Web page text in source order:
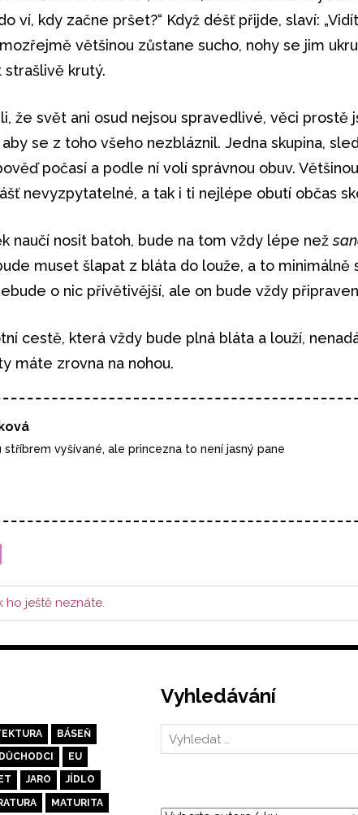
ví, kdy začne pršet?“ Když déšť přijde, slaví:
většinou zůstane sucho, nohy se jim
strašlivě krutý.
že svět ani osud nejsou spravedlivé, věci prostě
se z toho všeho nezbláznil. Jedna skupina,
počasí a podle ní volí správnou obuv.
nevyzpytatelné, a tak i ti nejlépe obutí občas
naučí nosit batoh, bude na tom vždy lépe než
muset šlapat z bláta do louže, a to minimálně
o nic přívětivější, ale on bude vždy
cestě, která vždy bude plná bláta a louží,
máte zrovna na nohou.
stříbrem vyšívané, ale princezna to není jasný pane
ho ještě neznáte.
BÁSEŇ
DŮCHODCI EU
JARO JÍDLO
MATURITA
Vyhledávání